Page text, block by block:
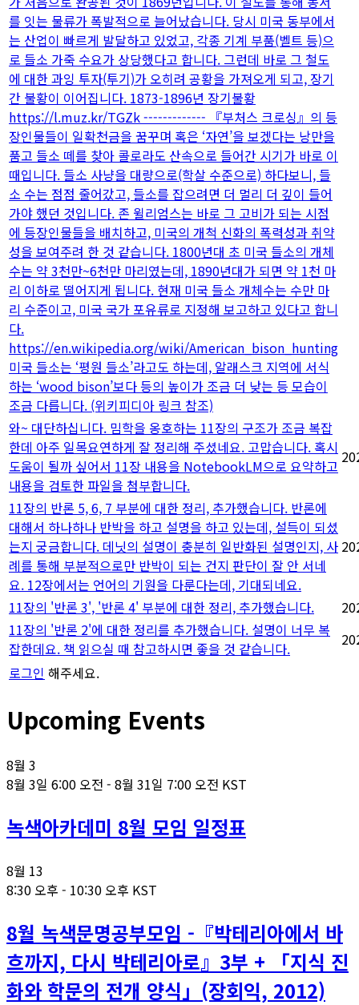
를 잇는 물류가 폭발적으로 늘어났습니다. 당시 미국 동부에서
는 산업이 빠르게 발달하고 있었고, 각종 기계 부품(벨트 등)으
로 들소 가죽 수요가 상당했다고 합니다. 그런데 바로 그 철도
에 대한 과잉 투자(투기)가 오히려 공황을 가져오게 되고, 장기
간 불황이 이어집니다. 1873-1896년 장기불황
https://l.muz.kr/TGZk ------------- 『부처스 크로싱』의 등
장인물들이 일확천금을 꿈꾸며 혹은 ‘자연’을 보겠다는 낭만을
품고 들소 떼를 찾아 콜로라도 산속으로 들어간 시기가 바로 이
때입니다. 들소 사냥을 대량으로(학살 수준으로) 하다보니, 들
소 수는 점점 줄어갔고, 들소를 잡으려면 더 멀리 더 깊이 들어
가야 했던 것입니다. 존 윌리엄스는 바로 그 고비가 되는 시점
에 등장인물들을 배치하고, 미국의 개척 신화의 폭력성과 취약
성을 보여주려 한 것 같습니다. 1800년대 초 미국 들소의 개체
수는 약 3천만~6천만 마리였는데, 1890년대가 되면 약 1천 마
리 이하로 떨어지게 됩니다. 현재 미국 들소 개체수는 수만 마
리 수준이고, 미국 국가 포유류로 지정해 보고하고 있다고 합니
다.
https://en.wikipedia.org/wiki/American_bison_hunting
미국 들소는 ‘평원 들소’라고도 하는데, 알래스크 지역에 서식
하는 ‘wood bison’보다 등의 높이가 조금 더 낮는 등 모습이
조금 다릅니다. (위키피디아 링크 참조)
와~ 대단하십니다. 밈학을 옹호하는 11장의 구조가 조금 복잡
한데 아주 일목요연하게 잘 정리해 주셨네요. 고맙습니다. 혹시
도움이 될까 싶어서 11장 내용을 NotebookLM으로 요약하고
내용을 검토한 파일을 첨부합니다.
11장의 반론 5, 6, 7 부분에 대한 정리, 추가했습니다. 반론에
대해서 하나하나 반박을 하고 설명을 하고 있는데, 설득이 되셨
는지 궁금합니다. 데닛의 설명이 충분히 일반화된 설명인지, 사
례를 통해 부분적으로만 반박이 되는 건지 판단이 잘 안 서네
요. 12장에서는 언어의 기원을 다룬다는데, 기대되네요.
11장의 '반론 3', '반론 4' 부분에 대한 정리, 추가했습니다.
11장의 '반론 2'에 대한 정리를 추가했습니다. 설명이 너무 복
잡한데요. 책 읽으실 때 참고하시면 좋을 것 같습니다.
로그인 해주세요.
Upcoming Events
8월 3
8월 3일 6:00 오전 - 8월 31일 7:00 오전 KST
녹색아카데미 8월 모임 일정표
8월 13
8:30 오후 - 10:30 오후 KST
8월 녹색문명공부모임 -『박테리아에서 바
흐까지, 다시 박테리아로』3부 + 「지식 진
화와 학문의 전개 양식」(장회익, 2012)